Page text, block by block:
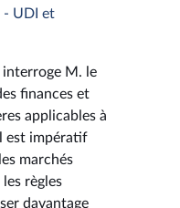
- UDI et
interroge M. le
finances et
applicables à
est impératif
marchés
règles
davantage